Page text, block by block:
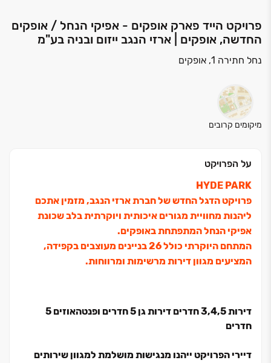
פרויקט הייד פארק אופקים - אפיקי הנחל / אופקים
החדשה, אופקים | ארזי הנגב ייזום ובניה בע"מ
נחל חתירה 1, אופקים
מיקומים קרובים
על הפרויקט
HYDE PARK
פרויקט הדגל החדש של חברת ארזי הנגב, מזמין אתכם
ליהנות מחוויית מגורים איכותית ויוקרתיתבלב שכונת
אפיקי הנחל המתפתחת באופקים.
המתחם היוקרתי כולל ‏26 בניינים מעוצבים בקפידה,
המציעים מגוון דירות מרשימות ומרווחות.
דירות ‏3,4,5 חדרים דירות גן ‏5 חדרים ופנטהאוזים ‏5
חדרים
דיירי הפרויקט ייהנו מנגישות מושלמת למגוון שירותים